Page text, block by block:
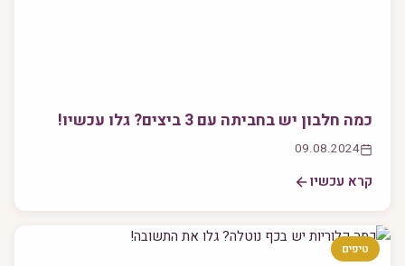
כמה חלבון יש בחביתה עם 3 ביצים? גלו עכשיו!
09.08.2024
קרא עכשיו
טיפים